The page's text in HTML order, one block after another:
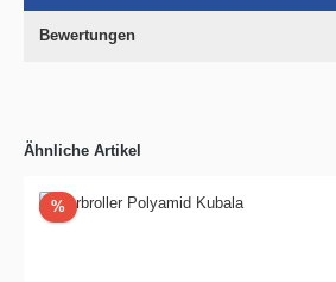
Bewertungen
Ähnliche Artikel
%Rabatt